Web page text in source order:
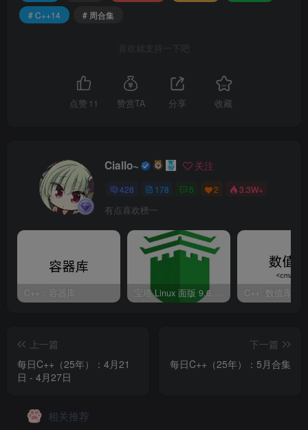
# C++14
# 周合集
喜欢就支持一下吧
点赞 11 赞赏TA 分享 收藏
Ciallo~ 关注
428 178 5 2 3.3W+
有点喜欢榜一
C++：容器库 宝塔 Linux 面版 9.6.0 企业版/开心版详细教程 C++: 数值库
上一篇
每日C++（25年）：4月21
日 - 4月27日
下一篇
每日C++（25年）：5月合集
相关推荐